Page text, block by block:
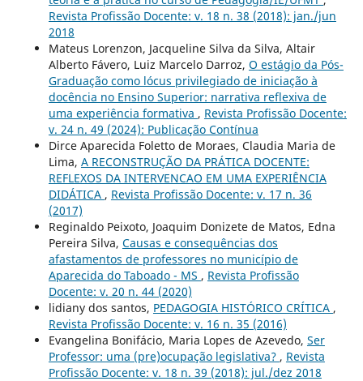
Revista Profissão Docente: v. 18 n. 38 (2018): jan./jun
2018
Mateus Lorenzon, Jacqueline Silva da Silva, Altair
Alberto Fávero, Luiz Marcelo Darroz, O estágio da Pós-
Graduação como lócus privilegiado de iniciação à
docência no Ensino Superior: narrativa reflexiva de
uma experiência formativa , Revista Profissão Docente:
v. 24 n. 49 (2024): Publicação Contínua
Dirce Aparecida Foletto de Moraes, Claudia Maria de
Lima, A RECONSTRUÇÃO DA PRÁTICA DOCENTE:
REFLEXOS DA INTERVENCAO EM UMA EXPERIÊNCIA
DIDÁTICA , Revista Profissão Docente: v. 17 n. 36
(2017)
Reginaldo Peixoto, Joaquim Donizete de Matos, Edna
Pereira Silva, Causas e consequências dos
afastamentos de professores no município de
Aparecida do Taboado - MS , Revista Profissão
Docente: v. 20 n. 44 (2020)
lidiany dos santos, PEDAGOGIA HISTÓRICO CRÍTICA ,
Revista Profissão Docente: v. 16 n. 35 (2016)
Evangelina Bonifácio, Maria Lopes de Azevedo, Ser
Professor: uma (pre)ocupação legislativa? , Revista
Profissão Docente: v. 18 n. 39 (2018): jul./dez 2018